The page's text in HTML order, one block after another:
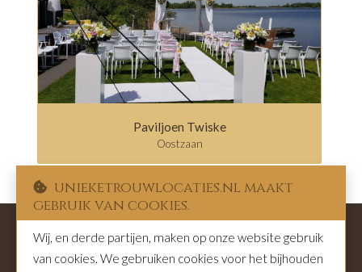
Paviljoen Twiske
Oostzaan
unieketrouwlocaties.nl maakt
gebruik van cookies.
Wij, en derde partijen, maken op onze website gebruik
van cookies. We gebruiken cookies voor het bijhouden